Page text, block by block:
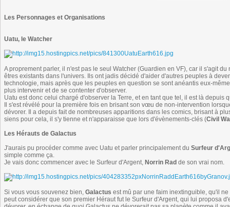
Les Personnages et Organisations
Uatu, le Watcher
A proprement parler, il n'est pas le seul Watcher (Guardien en VF), car il s'agit
êtres existants dans l'univers. Ils ont jadis décidé d'aider d'autres peuples à
technologie, mais après que les peuples en question se sont anéantis eux-
plus intervenir et de se contenter d'observer.
Uatu est donc celui chargé d'observer la Terre, et en tant que tel, il est là
Il s'est révélé pour la première fois en brisant son vœu de non-intervention
dévorer. Il a depuis fait de nombreuses apparitions dans les comics, brisant à
siens pour cela, il s'y tienne et n'apparaisse que lors d'évènements-clés (Civil
Les Hérauts de Galactus
J'aurais pu procéder comme avec Uatu et parler principalement du Surfeur
simple comme ça.
Je vais donc commencer avec le Surfeur d'Argent, Norrin Rad de son vrai nom.
Si vous vous souvenez bien, Galactus est mû par une faim inextinguible, qu'il
peut considérer que son premier Héraut fut le Surfeur d'Argent, qui lui proposa